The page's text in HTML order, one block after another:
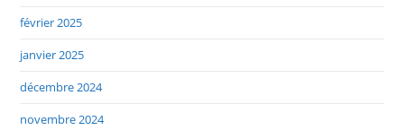
février 2025
janvier 2025
décembre 2024
novembre 2024